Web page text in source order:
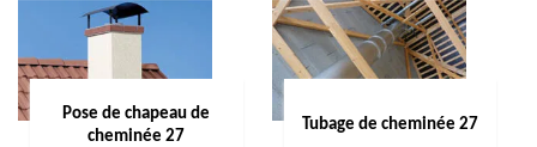
Pose de chapeau de
cheminée 27
Tubage de cheminée 27